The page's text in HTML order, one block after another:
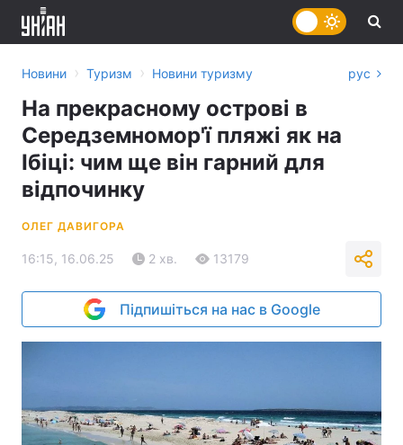
Новини › Туризм › Новини туризму рус
На прекрасному острові в
Середземномор'ї пляжі як на
Ібіці: чим ще він гарний для
відпочинку
ОЛЕГ ДАВИГОРА
16:15, 16.06.25 2 хв. 13179
Підпишіться на нас в Google